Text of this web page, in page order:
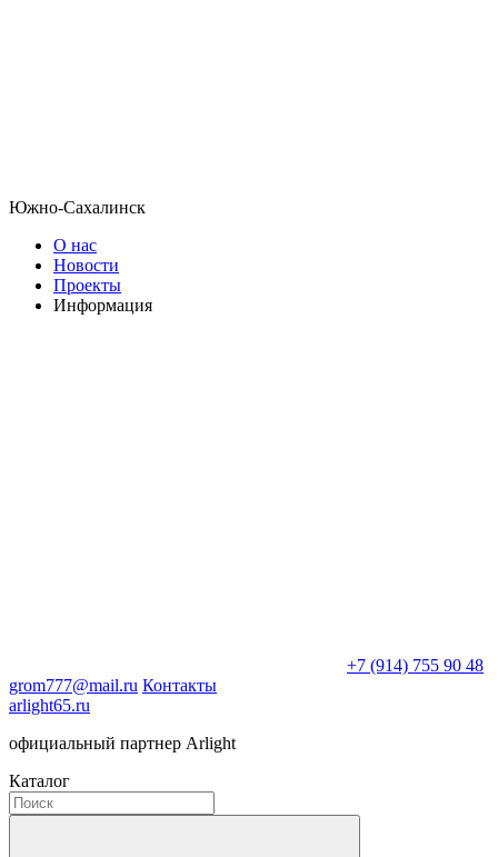
Южно-Сахалинск
О нас
Новости
Проекты
Информация
+7 (914) 755 90 48
grom777@mail.ru Контакты
arlight65.ru
официальный партнер Arlight
Каталог